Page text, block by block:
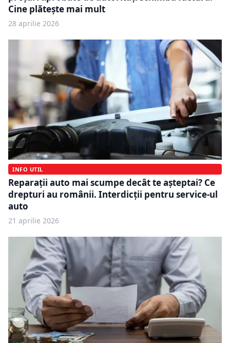
Cine plătește mai mult
28 aprilie 2026
INFO UTIL
Reparații auto mai scumpe decât te așteptai? Ce
drepturi au românii. Interdicții pentru service-ul
auto
21 aprilie 2026